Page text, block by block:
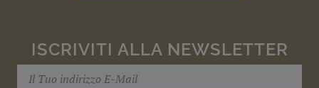
ISCRIVITI ALLA NEWSLETTER